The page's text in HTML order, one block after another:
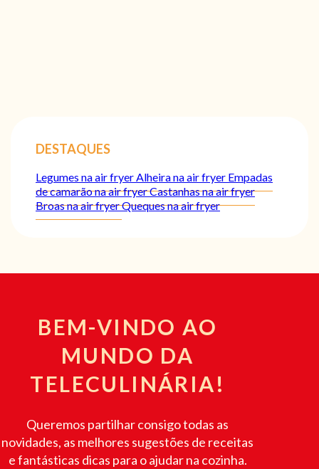
DESTAQUES
Legumes na air fryerAlheira na air fryer Empadas
de camarão na air fryerCastanhas na air fryer
Broas na air fryerQueques na air fryer
BEM-VINDO AO
MUNDO DA
TELECULINÁRIA!
Queremos partilhar consigo todas as
novidades, as melhores sugestões de receitas
e fantásticas dicas para o ajudar na cozinha.